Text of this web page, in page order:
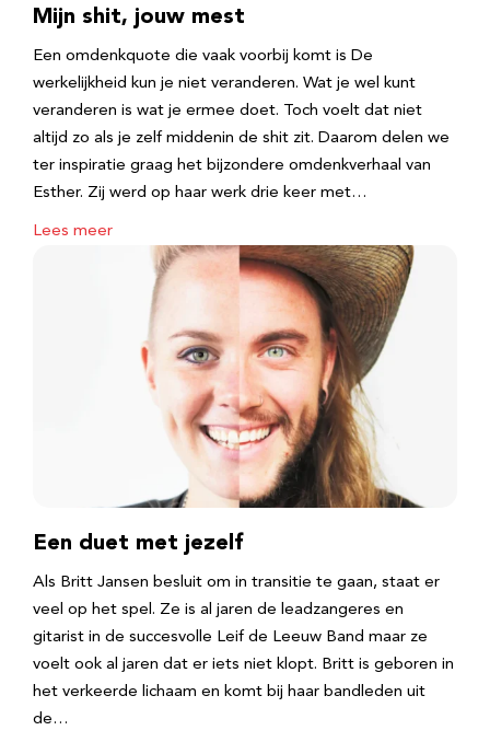
Mijn shit, jouw mest
Een omdenkquote die vaak voorbij komt is De
werkelijkheid kun je niet veranderen. Wat je wel kunt
veranderen is wat je ermee doet. Toch voelt dat niet
altijd zo als je zelf middenin de shit zit. Daarom delen we
ter inspiratie graag het bijzondere omdenkverhaal van
Esther. Zij werd op haar werk drie keer met…
Lees meer
Een duet met jezelf
Als Britt Jansen besluit om in transitie te gaan, staat er
veel op het spel. Ze is al jaren de leadzangeres en
gitarist in de succesvolle Leif de Leeuw Band maar ze
voelt ook al jaren dat er iets niet klopt. Britt is geboren in
het verkeerde lichaam en komt bij haar bandleden uit
de…